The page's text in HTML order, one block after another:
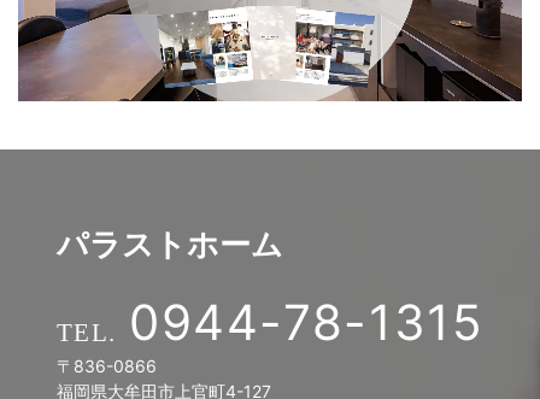
パラストホーム
0944-78-1315
〒836-0866
福岡県大牟田市上官町4-127